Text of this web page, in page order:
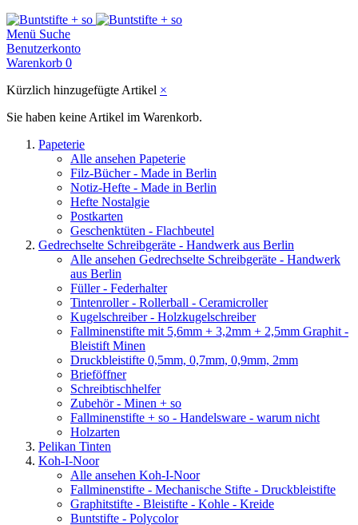
Menü Suche
Benutzerkonto
Warenkorb 0
Kürzlich hinzugefügte Artikel ×
Sie haben keine Artikel im Warenkorb.
Papeterie
Alle ansehen Papeterie
Filz-Bücher - Made in Berlin
Notiz-Hefte - Made in Berlin
Hefte Nostalgie
Postkarten
Geschenktüten - Flachbeutel
Gedrechselte Schreibgeräte - Handwerk aus Berlin
Alle ansehen Gedrechselte Schreibgeräte - Handwerk
aus Berlin
Füller - Federhalter
Tintenroller - Rollerball - Ceramicroller
Kugelschreiber - Holzkugelschreiber
Fallminenstifte mit 5,6mm + 3,2mm + 2,5mm Graphit -
Bleistift Minen
Druckbleistifte 0,5mm, 0,7mm, 0,9mm, 2mm
Brieföffner
Schreibtischhelfer
Zubehör - Minen + so
Fallminenstifte + so - Handelsware - warum nicht
Holzarten
Pelikan Tinten
Koh-I-Noor
Alle ansehen Koh-I-Noor
Fallminenstifte - Mechanische Stifte - Druckbleistifte
Graphitstifte - Bleistifte - Kohle - Kreide
Buntstifte - Polycolor